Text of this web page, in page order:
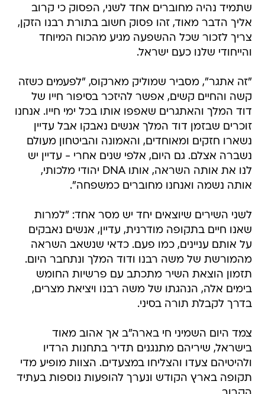
שתמיד נהיה מחוברים אחד לשני, הפסוק כי קרוב
אליך הדבר מאוד, זהו פסוק חשוב בתורת רבנו הזקן,
צריך לזכור שכל ההשפעה מגיע מהכוח המיוחד
והייחודי שלנו כעם ישראל.
"זה אתגר", מסביר שמוליק מארקוס, "לפעמים כשזה
קשה והחיים קשים, אפשר להיזכר בסיפור חייו של
דוד המלך והאתגרים שאפפו אותו בכל ימי חייו. אנחנו
זוכרים שבזמן דוד המלך אנשים נאבקו אבל עדיין
נשארו חזקים ומאוחדים, והאמונה והביטחון מעולם
נשברה אצלם. גם היום, אלפי שנים אחרי - עדיין יש
לנו את אותה השראה, אותו DNA יהודי מלכותי,
אותה נשמה ואנחנו מחוברים כמשפחה".
לשני השירים שיוצאים יחד יש מסר אחד: "למרות
שאנו חיים בתקופה מודרנית, עדיין, אנשים נאבקים
על אותם עניינים, כמו פעם. כדאי שנשאב השראה
מהמורשת של משה רבנו ודוד המלך ונתחבר היום.
תזמון הוצאת השיר מתכתב עם פרשיות החומש
בימים אלה, הנהגתו של משה רבנו ויציאת מצרים,
בדרך לקבלת תורה בסיני.
צמד היום השמיני חי בארה"ב אך אהוב מאוד
בישראל, שיריהם מתנגנים תדיר בתחנות הרדיו
ולהיטיהם צעדו והצליחו במצעדים. הצוות מופיע מדי
תקופה בארץ הקודש ונערך להופעות נוספות בעתיד